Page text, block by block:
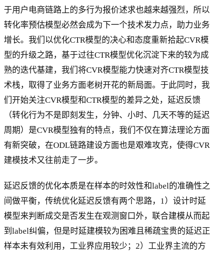
于用户电商链路上的多行为报价述求也越来越强烈，所以
转化率预估模型必然会成为下一个技术发力点，助力业务
增长。我们以优化CTR模型的决心和态度重新拾起CVR模
型的升级之路，基于过往CTR模型优化沉淀下来的较为成
熟的迭代基建，我们将CVR模型能力快速对齐CTR模型技
术栈，取得了业务方面老树开花的新局面。于此同时，我
们开始关注CVR模型和CTR模型的差异之处，延迟反馈
（转化行为不是即刻发生，分钟、小时、几天不等的延迟
周期）是CVR模型独有的特点，我们不仅在算法理论方面
有新突破，在ODL链路建设方面也是艰难攻克，使得CVR
建模技术又往前走了一步。
延迟反馈的优化本质是在样本的时效性和label的准确性之
间做平衡，传统优化延迟反馈有两个思路，1）设计时延
模型来判断成交是否发生在观测窗口外，联合建模从而起
到label纠偏，但是时延建模较为困难且稀疏宝贵的延迟正
样本未有效利用，工业界应用较少；2）工业界主流的方